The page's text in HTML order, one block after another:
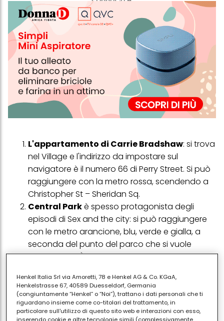
L'appartamento di Carrie Bradshaw: si trova
nel Village e l'indirizzo da impostare sul
navigatore è il numero 66 di Perry Street. Si può
raggiungere con la metro rossa, scendendo a
Christopher St – Sheridan Sq.
Central Parkè spesso protagonista degli
episodi di Sex and the city: si può raggiungere
con le metro arancione, blu, verde e gialla, a
seconda del punto del parco che si vuole
raggiungere. È immenso!
ci portano alla mente le avventure delle quattro
amiche. La boutique di gioielleria si trova al
numero 727 della Fifth Avenue (questo negozio
Henkel Italia Srl via Amoretti, 78 e Henkel AG & Co. KGaA,
Henkelstrasse 67, 40589 Duesseldorf, Germania
(congiuntamente “Henkel” o “Noi”), trattano i dati personali che ti
riguardano insieme come co-titolari del trattamento, in
particolare sull'utilizzo di questo sito web e interazioni con esso,